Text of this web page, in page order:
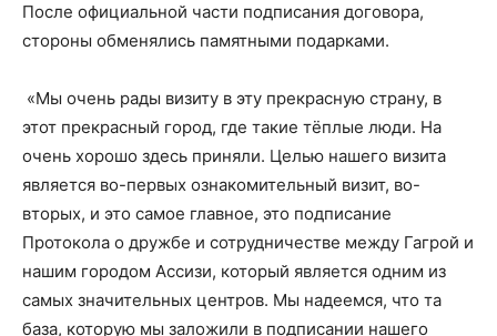
После официальной части подписания договора,
стороны обменялись памятными подарками.
«Мы очень рады визиту в эту прекрасную страну, в
этот прекрасный город, где такие тёплые люди. На
очень хорошо здесь приняли. Целью нашего визита
является во-первых ознакомительный визит, во-
вторых, и это самое главное, это подписание
Протокола о дружбе и сотрудничестве между Гагрой и
нашим городом Ассизи, который является одним из
самых значительных центров. Мы надеемся, что та
база, которую мы заложили в подписании нашего